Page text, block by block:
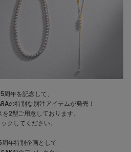
周年を記念して、
の特別な別注アイテムが発売！
2型ご用意しております。
クしてください。
年特別企画として